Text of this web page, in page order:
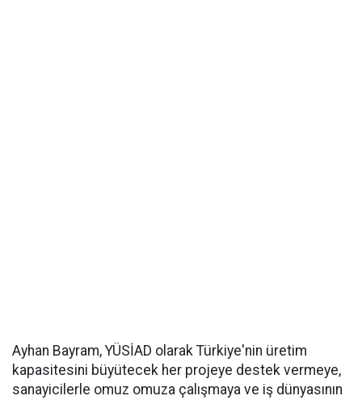
Ayhan Bayram, YÜSİAD olarak Türkiye'nin üretim
kapasitesini büyütecek her projeye destek vermeye,
sanayicilerle omuz omuza çalışmaya ve iş dünyasının